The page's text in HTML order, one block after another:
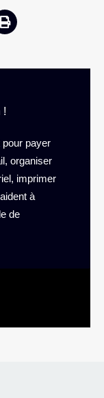
!
payer
organiser
imprimer
à
de